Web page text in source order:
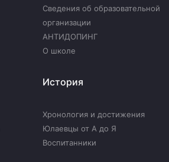
Сведения об образовательной
организации
АНТИДОПИНГ
О школе
История
Хронология и достижения
Юлаевцы от А до Я
Воспитанники